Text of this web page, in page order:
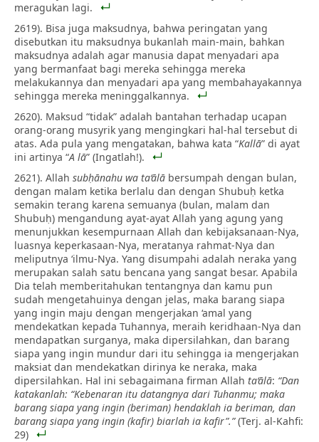
meragukan lagi.
2619). Bisa juga maksudnya, bahwa peringatan yang
disebutkan itu maksudnya bukanlah main-main, bahkan
maksudnya adalah agar manusia dapat menyadari apa
yang bermanfaat bagi mereka sehingga mereka
melakukannya dan menyadari apa yang membahayakannya
sehingga mereka meninggalkannya.
2620). Maksud “tidak” adalah bantahan terhadap ucapan
orang-orang musyrik yang mengingkari hal-hal tersebut di
atas. Ada pula yang mengatakan, bahwa kata “Kallā” di ayat
ini artinya “A lā” (Ingatlah!).
2621). Allah subḥānahu wa ta‘ālā bersumpah dengan bulan,
dengan malam ketika berlalu dan dengan Shubuḥ ketka
semakin terang karena semuanya (bulan, malam dan
Shubuḥ) mengandung ayat-ayat Allah yang agung yang
menunjukkan kesempurnaan Allah dan kebijaksanaan-Nya,
luasnya keperkasaan-Nya, meratanya rahmat-Nya dan
meliputnya ‘ilmu-Nya. Yang disumpahi adalah neraka yang
merupakan salah satu bencana yang sangat besar. Apabila
Dia telah memberitahukan tentangnya dan kamu pun
sudah mengetahuinya dengan jelas, maka barang siapa
yang ingin maju dengan mengerjakan ‘amal yang
mendekatkan kepada Tuhannya, meraih keridhaan-Nya dan
mendapatkan surganya, maka dipersilahkan, dan barang
siapa yang ingin mundur dari itu sehingga ia mengerjakan
maksiat dan mendekatkan dirinya ke neraka, maka
dipersilahkan. Hal ini sebagaimana firman Allah ta‘ālā: “Dan
katakanlah: “Kebenaran itu datangnya dari Tuhanmu; maka
barang siapa yang ingin (beriman) hendaklah ia beriman, dan
barang siapa yang ingin (kafir) biarlah ia kafir”.”(Terj. al-Kahfi:
29)